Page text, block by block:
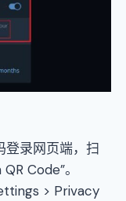
登录网页端，扫
Code”。
> Privacy